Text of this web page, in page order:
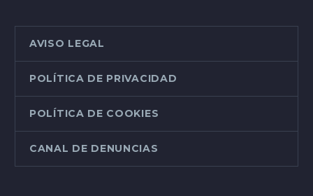
AVISO LEGAL
POLÍTICA DE PRIVACIDAD
POLÍTICA DE COOKIES
CANAL DE DENUNCIAS